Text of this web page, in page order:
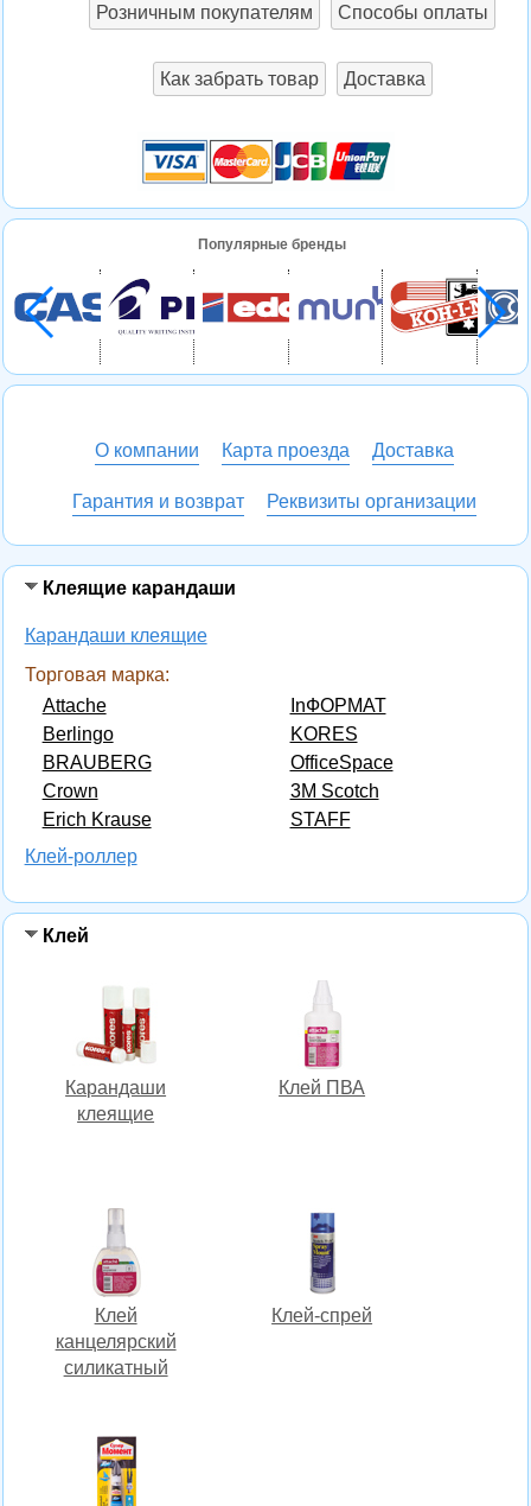
Клеящие карандаши
Карандаши клеящие
Торговая марка:
Attache
Berlingo
BRAUBERG
Crown
Erich Krause
InФОРМАТ
KORES
OfficeSpace
3M Scotch
STAFF
Клей-роллер
Клей
Карандаши
клеящие
Клей ПВА
Клей
канцелярский
силикатный
Клей-спрей
Розничным покупателям Способы оплаты
Как забрать товар Доставка
Популярные бренды
О компании Карта проезда Доставка
Гарантия и возврат Реквизиты организации